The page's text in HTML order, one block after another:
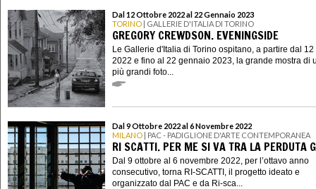
Dal 12 Ottobre 2022 al 22 Gennaio 2023
TORINO | GALLERIE D'ITALIA DI TORINO
GREGORY CREWDSON. EVENINGSIDE
Le Gallerie d'Italia di Torino ospitano, a partire dal 12
2022 e fino al 22 gennaio 2023, la grande mostra di
più grandi foto...
Dal 9 Ottobre 2022 al 6 Novembre 2022
MILANO | PAC - PADIGLIONE D'ARTE CONTEMPORANEA
RI SCATTI. PER ME SI VA TRA LA PERDUTA
Dal 9 ottobre al 6 novembre 2022, per l’ottavo anno
consecutivo, torna RI-SCATTI, il progetto ideato e
organizzato dal PAC e da Ri-sca...